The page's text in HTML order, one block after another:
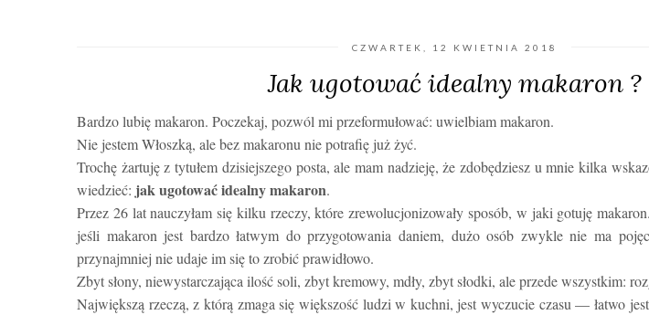
CZWARTEK, 12 KWIETNIA 2018
Jak ugotować idealny makaron ?
Bardzo lubię makaron. Poczekaj, pozwól mi przeformułować: uwielbiam makaron.
Nie jestem Włoszką, ale bez makaronu nie potrafię już żyć.
Trochę żartuję z tytułem dzisiejszego posta, ale mam nadzieję, że zdobędziesz u mnie kilka
wiedzieć: jak ugotować idealny makaron.
Przez 26 lat nauczyłam się kilku rzeczy, które zrewolucjonizowały sposób, w jaki gotuję
jeśli makaron jest bardzo łatwym do przygotowania daniem, dużo osób zwykle nie ma
przynajmniej nie udaje im się to zrobić prawidłowo.
Zbyt słony, niewystarczająca ilość soli, zbyt kremowy, mdły, zbyt słodki, ale przede wszystkim:
Największą rzeczą, z którą zmaga się większość ludzi w kuchni, jest wyczucie czasu — łatwo